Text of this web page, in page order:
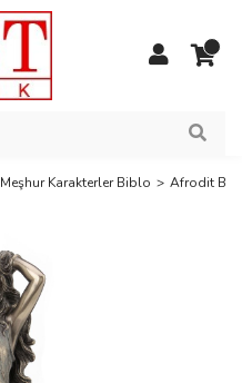
Meşhur Karakterler Biblo Afrodit